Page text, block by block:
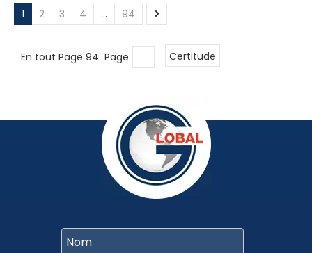
1 2 3 4 ... 94
En tout Page 94 Page Certitude